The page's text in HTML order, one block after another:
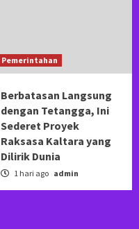
Pemerintahan
Berbatasan Langsung
dengan Tetangga, Ini
Sederet Proyek
Raksasa Kaltara yang
Dilirik Dunia
1 hari ago admin